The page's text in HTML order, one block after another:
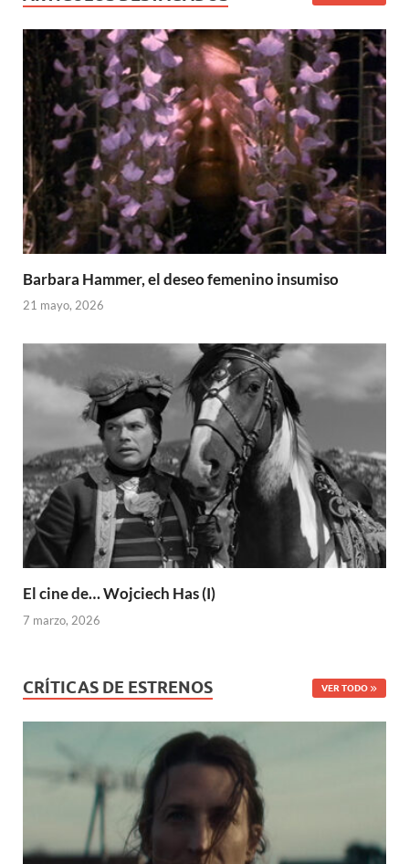
Barbara Hammer, el deseo femenino insumiso
21 mayo, 2026
El cine de… Wojciech Has (I)
7 marzo, 2026
CRÍTICAS DE ESTRENOS VER TODO